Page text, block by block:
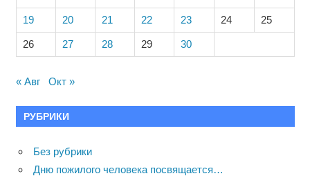
19 20 21 22 23 24 25
26 27 28 29 30
« Авг Окт »
РУБРИКИ
Без рубрики
Дню пожилого человека посвящается…